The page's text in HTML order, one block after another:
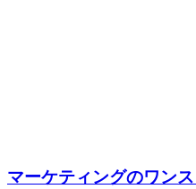
マーケティングのワン